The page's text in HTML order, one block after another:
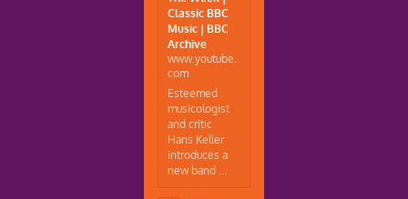
Classic BBC
Music | BBC
Archive
www.youtube.
com
Esteemed
musicologist
and critic
Hans Keller
introduces a
new band ...